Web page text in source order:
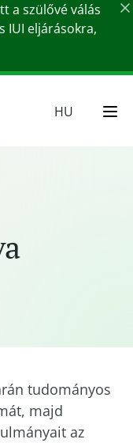
a szülővé válás
IUI eljárásokra,
HU
tudományos
majd
az